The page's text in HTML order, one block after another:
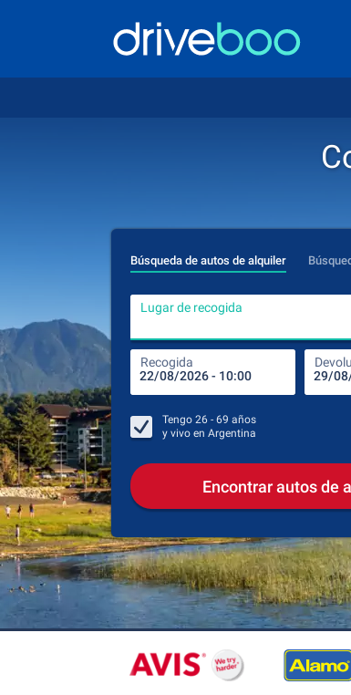
Búsqueda de autos de alquiler
Lugar de recogida
Recogida
Tengo 26 - 69 años
y vivo en Argentina
Encontrar autos de